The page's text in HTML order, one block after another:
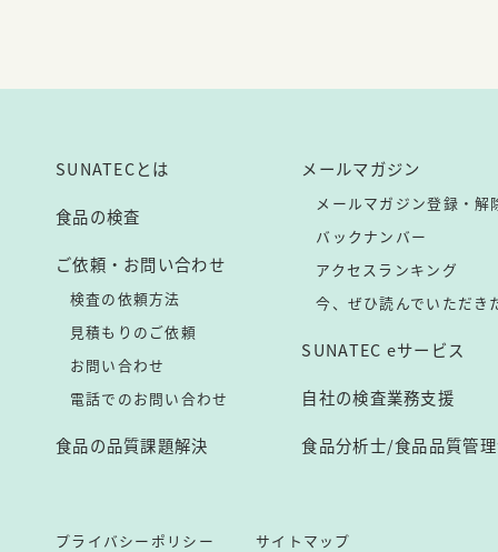
SUNATECとは
食品の検査
ご依頼・お問い合わせ
検査の依頼方法
見積もりのご依頼
お問い合わせ
電話でのお問い合わせ
食品の品質課題解決
メールマガジン
メールマガジン登録・解
バックナンバー
アクセスランキング
今、ぜひ読んでいただき
SUNATEC eサービス
自社の検査業務支援
食品分析士/食品品質管
プライバシーポリシー サイトマップ